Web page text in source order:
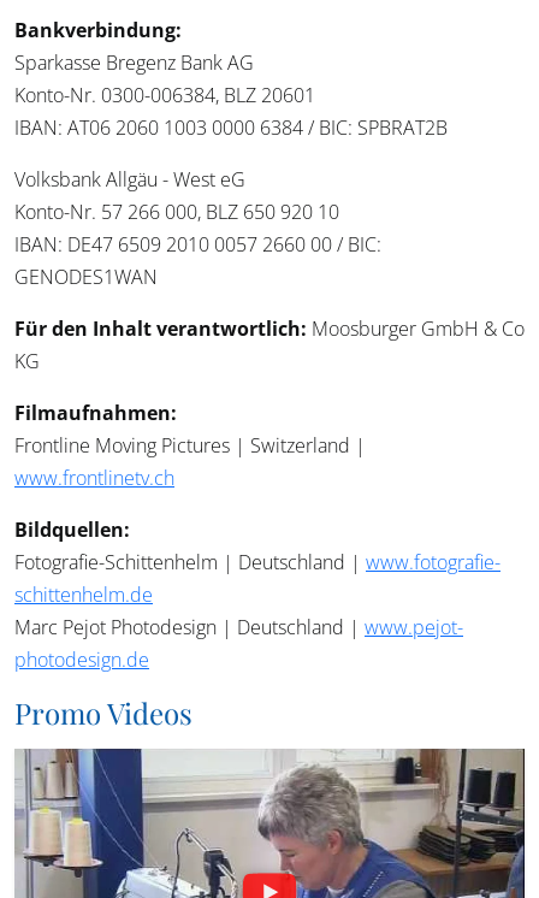
Bankverbindung:
Sparkasse Bregenz Bank AG
Konto-Nr. 0300-006384, BLZ 20601
IBAN: AT06 2060 1003 0000 6384 / BIC: SPBRAT2B
Volksbank Allgäu - West eG
Konto-Nr. 57 266 000, BLZ 650 920 10
IBAN: DE47 6509 2010 0057 2660 00 / BIC:
GENODES1WAN
Für den Inhalt verantwortlich: Moosburger GmbH & Co
KG
Filmaufnahmen:
Frontline Moving Pictures | Switzerland |
www.frontlinetv.ch
Bildquellen:
Fotografie-Schittenhelm | Deutschland | www.fotografie-
schittenhelm.de
Marc Pejot Photodesign | Deutschland | www.pejot-
photodesign.de
Promo Videos